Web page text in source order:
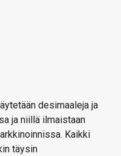
desimaaleja ja
ja niillä ilmaistaan
Kaikki
täysin